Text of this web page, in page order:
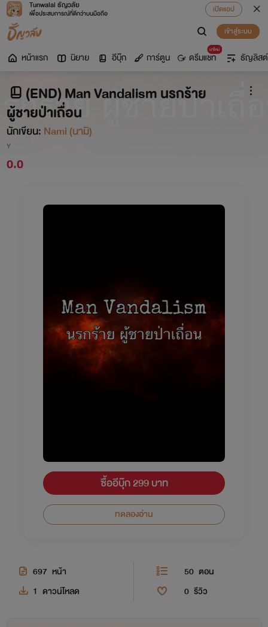
Tunwalai ธัญวลัย
เพื่อประสบการณ์ที่ดีกว่าบนมือถือ
เปิดแอป
เข้าสู่ระบบ
หน้าแรก นิยาย อีบุ๊ก การ์ตูน
มาใหม่
ดรีมแชท ธัญลิสต์
(END) Man Vandalism นรกร้าย
ผู้ชายป่าเถื่อน
นักเขียน: Nami (นามิ)
Y
0.0
ซื้ออีบุ๊ก 299 บาท
ทดลองอ่าน
697 หน้า 50 ตอน
1 ดาวน์โหลด 0 รีวิว